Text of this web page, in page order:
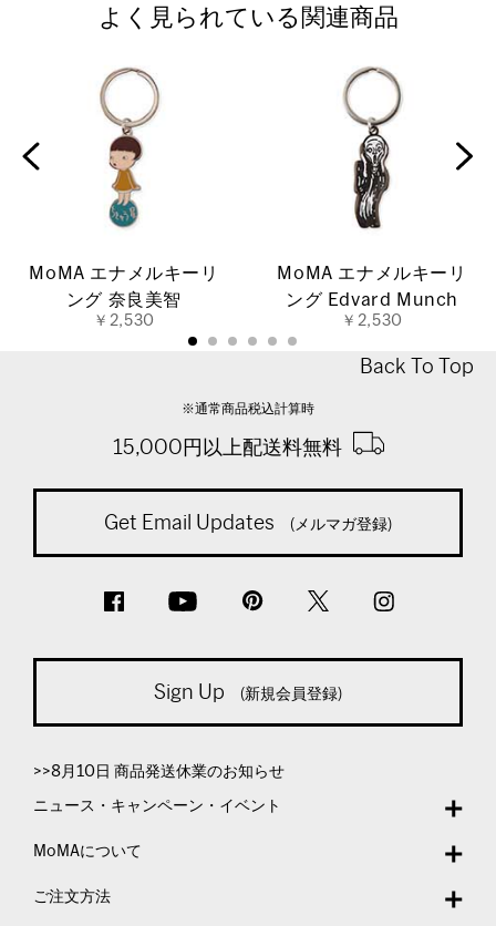
よく見られている関連商品
MoMA エナメルキーリ
ング 奈良美智
￥2,530
MoMA エナメルキーリ
ング Edvard Munch
￥2,530
Back To Top
※通常商品税込計算時
15,000円以上配送料無料
Get Email Updates (メルマガ登録)
Sign Up (新規会員登録)
>>8月10日 商品発送休業のお知らせ
ニュース・キャンペーン・イベント
MoMAについて
ご注文方法